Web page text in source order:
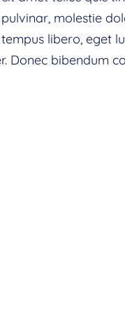
molestie
libero, eget
Donec bibendum